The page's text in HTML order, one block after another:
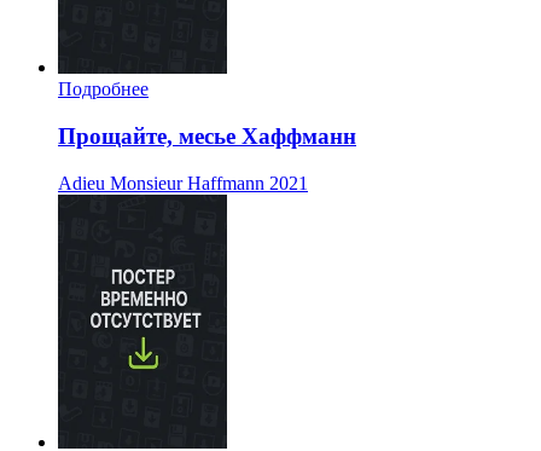
Подробнее
Прощайте, месье Хаффманн
Adieu Monsieur Haffmann 2021